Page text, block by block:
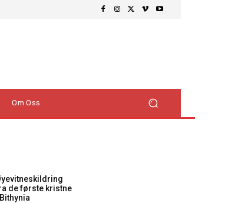
Om Oss
de første kristne